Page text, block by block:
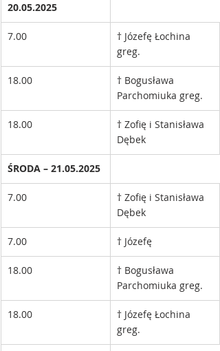
20.05.2025
7.00
† Józefę Łochina
greg.
18.00
† Bogusława
Parchomiuka greg.
18.00
† Zofię i Stanisława
Dębek
ŚRODA – 21.05.2025
7.00
† Zofię i Stanisława
Dębek
7.00 † Józefę
18.00
† Bogusława
Parchomiuka greg.
18.00
† Józefę Łochina
greg.